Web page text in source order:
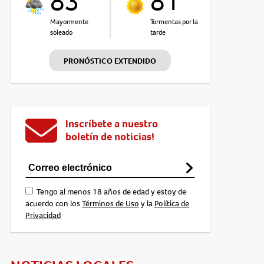
Mayormente
soleado
Tormentas por la
tarde
PRONÓSTICO EXTENDIDO
Inscríbete a nuestro
boletín de noticias!
Tengo al menos 18 años de edad y estoy de
acuerdo con losTérminos de Uso y la Política de
Privacidad